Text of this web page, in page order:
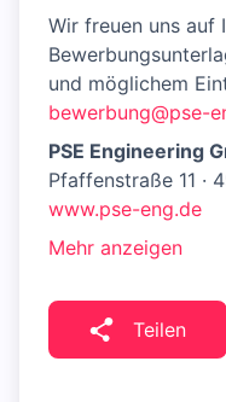
Wir freuen uns auf
und möglichem
bewerbung@pse-
PSE Engineering
Pfaffenstraße 11 ·
www.pse-eng.de
Mehr anzeigen
Teilen